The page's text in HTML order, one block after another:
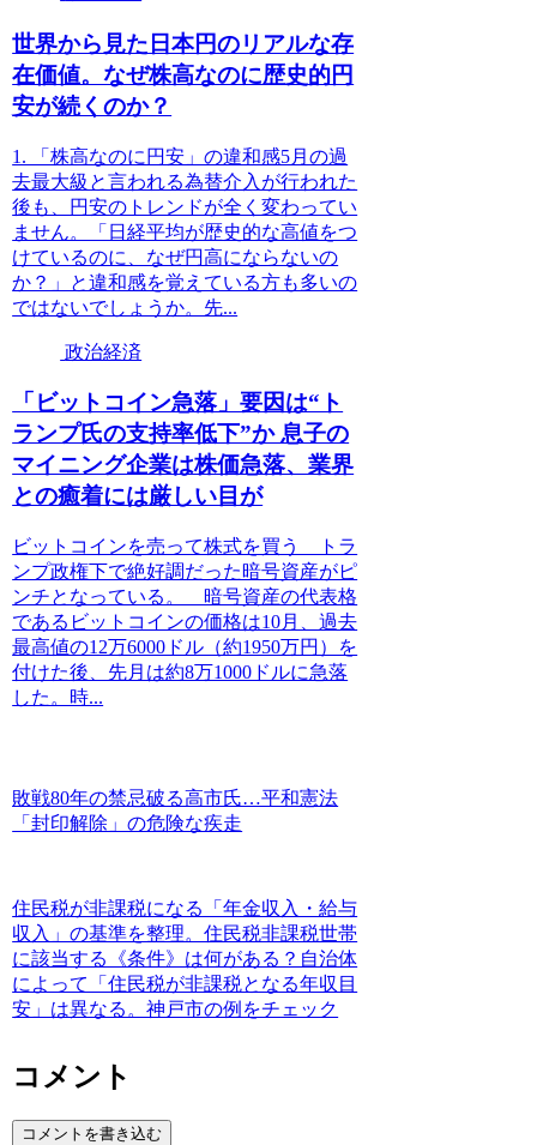
世界から見た日本円のリアルな存
在価値。なぜ株高なのに歴史的円
安が続くのか？
1. 「株高なのに円安」の違和感5月の過
去最大級と言われる為替介入が行われた
後も、円安のトレンドが全く変わってい
ません。「日経平均が歴史的な高値をつ
けているのに、なぜ円高にならないの
か？」と違和感を覚えている方も多いの
ではないでしょうか。先...
政治経済
「ビットコイン急落」要因は“ト
ランプ氏の支持率低下”か 息子の
マイニング企業は株価急落、業界
との癒着には厳しい目が
ビットコインを売って株式を買う トラ
ンプ政権下で絶好調だった暗号資産がピ
ンチとなっている。 暗号資産の代表格
であるビットコインの価格は10月、過去
最高値の12万6000ドル（約1950万円）を
付けた後、先月は約8万1000ドルに急落
した。時...
敗戦80年の禁忌破る高市氏…平和憲法
「封印解除」の危険な疾走
住民税が非課税になる「年金収入・給与
収入」の基準を整理。住民税非課税世帯
に該当する《条件》は何がある？自治体
によって「住民税が非課税となる年収目
安」は異なる。神戸市の例をチェック
コメント
コメントを書き込む